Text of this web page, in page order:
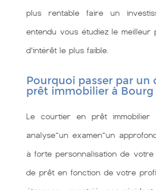
plus rentable faire un
entendu vous étudiez le meilleur
d’intérêt le plus faible.
Pourquoi passer par un
prêt immobilier à
Le courtier en prêt immobilier
analyse~un examen~un
à forte personnalisation de
de prêt en fonction de votre